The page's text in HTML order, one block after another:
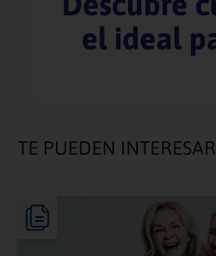
TE PUEDEN INTERESAR